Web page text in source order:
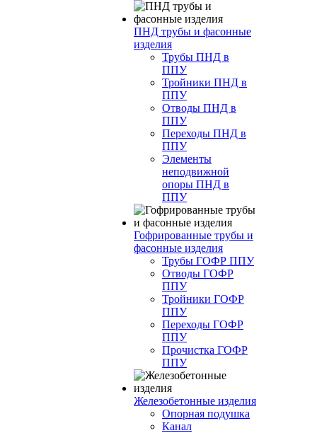
ПНД трубы и фасонные
изделия
Трубы ПНД в
ППУ
Тройники ПНД в
ППУ
Отводы ПНД в
ППУ
Переходы ПНД в
ППУ
Элементы
неподвижной
опоры ПНД в
ППУ
Гофрированные трубы и
фасонные изделия
Трубы ГОФР ППУ
Отводы ГОФР
ППУ
Тройники ГОФР
ППУ
Переходы ГОФР
ППУ
Прочистка ГОФР
ППУ
Железобетонные изделия
Опорная подушка
Канал